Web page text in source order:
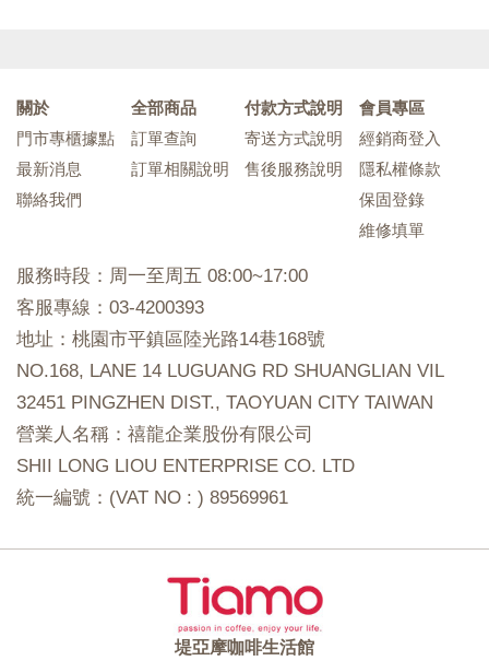
關於
門市專櫃據點
最新消息
聯絡我們
全部商品
訂單查詢
訂單相關說明
付款方式說明
寄送方式說明
售後服務說明
會員專區
經銷商登入
隱私權條款
保固登錄
維修填單
服務時段：周一至周五 08:00~17:00
客服專線：03-4200393
地址：桃園市平鎮區陸光路14巷168號
NO.168, LANE 14 LUGUANG RD SHUANGLIAN VIL
32451 PINGZHEN DIST., TAOYUAN CITY TAIWAN
營業人名稱：禧龍企業股份有限公司
SHII LONG LIOU ENTERPRISE CO. LTD
統一編號：(VAT NO : ) 89569961
堤亞摩咖啡生活館